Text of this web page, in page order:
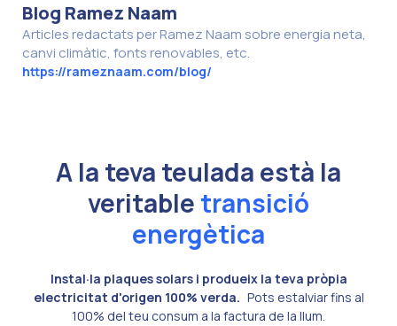
Blog Ramez Naam
Articles redactats per Ramez Naam sobre energia neta,
canvi climàtic, fonts renovables, etc.
https://rameznaam.com/blog/
A la teva teulada està la
veritable transició
energètica
Instal·la plaques solars i produeix la teva pròpia
electricitat d'origen 100% verda. Pots estalviar fins al
100% del teu consum a la factura de la llum.